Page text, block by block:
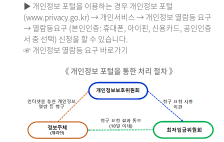
▶ 개인정보 포털을 이용하는 경우 개인정보 포털
(www.privacy.go.kr) → 개인서비스 → 개인정보 열람등 요구
→ 열람등요구 (본인인증: 휴대폰, 아이핀, 신용카드, 공인인증
서 중 선택) 신청을 할 수 있습니다.
☞ 개인정보 열람등 요구 바로가기
《 개인정보 포털을 통한 처리 절차 》